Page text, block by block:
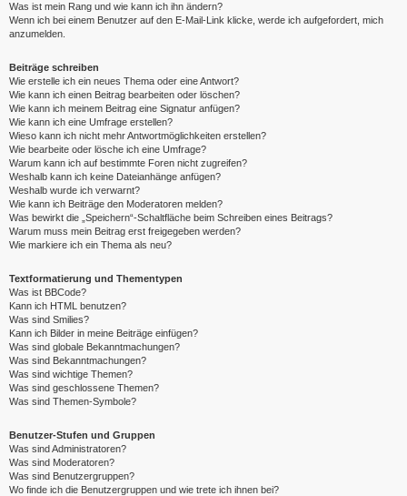
Was ist mein Rang und wie kann ich ihn ändern?
Wenn ich bei einem Benutzer auf den E-Mail-Link klicke, werde ich aufgefordert, mich
anzumelden.
Beiträge schreiben
Wie erstelle ich ein neues Thema oder eine Antwort?
Wie kann ich einen Beitrag bearbeiten oder löschen?
Wie kann ich meinem Beitrag eine Signatur anfügen?
Wie kann ich eine Umfrage erstellen?
Wieso kann ich nicht mehr Antwortmöglichkeiten erstellen?
Wie bearbeite oder lösche ich eine Umfrage?
Warum kann ich auf bestimmte Foren nicht zugreifen?
Weshalb kann ich keine Dateianhänge anfügen?
Weshalb wurde ich verwarnt?
Wie kann ich Beiträge den Moderatoren melden?
Was bewirkt die „Speichern“-Schaltfläche beim Schreiben eines Beitrags?
Warum muss mein Beitrag erst freigegeben werden?
Wie markiere ich ein Thema als neu?
Textformatierung und Thementypen
Was ist BBCode?
Kann ich HTML benutzen?
Was sind Smilies?
Kann ich Bilder in meine Beiträge einfügen?
Was sind globale Bekanntmachungen?
Was sind Bekanntmachungen?
Was sind wichtige Themen?
Was sind geschlossene Themen?
Was sind Themen-Symbole?
Benutzer-Stufen und Gruppen
Was sind Administratoren?
Was sind Moderatoren?
Was sind Benutzergruppen?
Wo finde ich die Benutzergruppen und wie trete ich ihnen bei?